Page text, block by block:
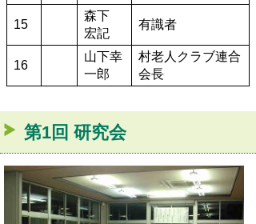
15
森下
宏記
有識者
16
山下幸
一郎
村老人クラブ連合
会長
第1回 研究会